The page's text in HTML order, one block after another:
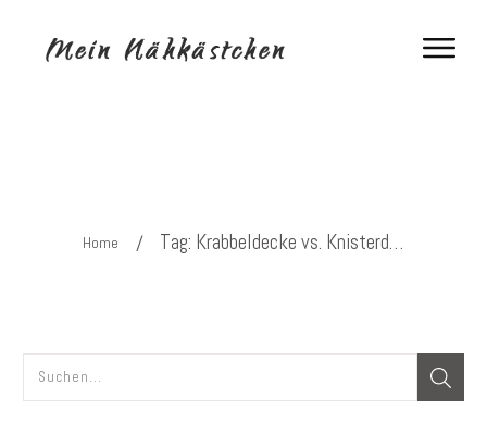
Home / Tag: Krabbeldecke vs. Knisterdecke